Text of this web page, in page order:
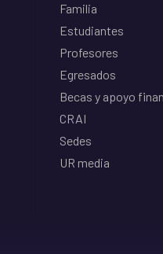
Familia
Estudiantes
Profesores
Egresados
Becas y apoyo
CRAI
Sedes
UR media